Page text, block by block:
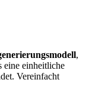
,
eine einheitliche
Vereinfacht